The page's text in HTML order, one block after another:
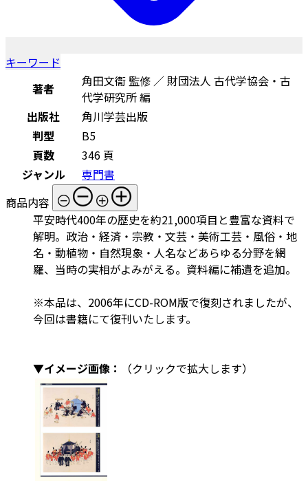
キーワード
著者
角田文衞 監修 ／ 財団法人 古代学協会・古
代学研究所 編
出版社
角川学芸出版
判型
B5
頁数
346 頁
ジャンル
専門書
商品内容
平安時代400年の歴史を約21,000項目と豊富な資料で
解明。政治・経済・宗教・文芸・美術工芸・風俗・地
名・動植物・自然現象・人名などあらゆる分野を網
羅、当時の実相がよみがえる。資料編に補遺を追加。
※本品は、2006年にCD-ROM版で復刻されましたが、
今回は書籍にて復刊いたします。
▼イメージ画像： （クリックで拡大します）